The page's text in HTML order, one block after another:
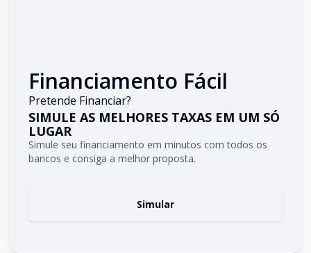
Financiamento Fácil
Pretende Financiar?
SIMULE AS MELHORES TAXAS EM UM SÓ
LUGAR
Simule seu financiamento em minutos com todos os
bancos e consiga a melhor proposta.
Simular